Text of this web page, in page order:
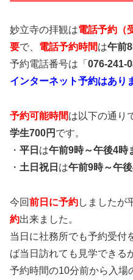
妙立寺の拝観は電話予約（
要で、 電話予約時間は午前
予約電話番号は「 076-241-
インターネット予約はあり
予約可能時間は以下の通り
学生700円 です。
・ 平日 は午前9時～午後4時
・ 土日祝日 は午前9時～午
今回前日に予約しましたが
約出来ました。
当日に社務所でも予約受付
ば当日訪れても見学できる
予約時間の10分前から入場